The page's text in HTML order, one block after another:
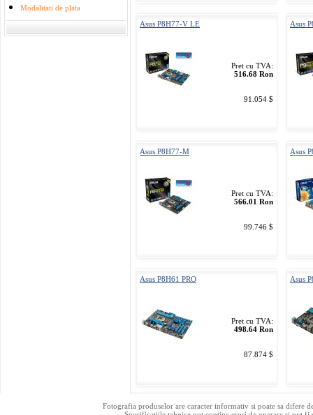
Modalitati de plata
Asus P8H77-V LE
Pret cu TVA:
516.68 Ron
91.054 $
Asus
Asus P8H77-M
Pret cu TVA:
566.01 Ron
99.746 $
Asus
Asus P8H61 PRO
Pret cu TVA:
498.64 Ron
87.874 $
Asus
Fotografia produselor are caracter informativ si poate sa difere